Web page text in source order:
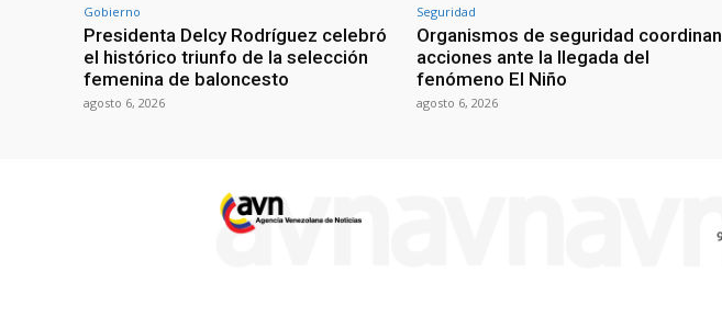
Gobierno
Presidenta Delcy Rodríguez celebró
el histórico triunfo de la selección
femenina de baloncesto
agosto 6, 2026
Seguridad
Organismos de seguridad coordinan
acciones ante la llegada del
fenómeno El Niño
agosto 6, 2026